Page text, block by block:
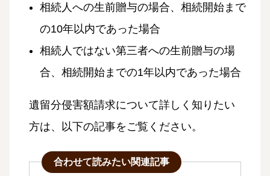
相続人への生前贈与の場合、相続開始まで
の10年以内であった場合
相続人ではない第三者への生前贈与の場
合、相続開始までの1年以内であった場合
遺留分侵害額請求について詳しく知りたい
方は、以下の記事をご覧ください。
合わせて読みたい関連記事